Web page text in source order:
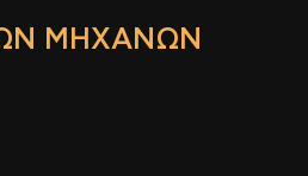
ΜΗΧΑΝΏΝ